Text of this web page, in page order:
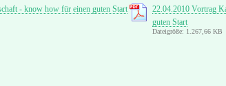
- know how für einen guten Start
22.04.2010 Vortrag
guten Start
Dateigröße: 1.267,66 KB